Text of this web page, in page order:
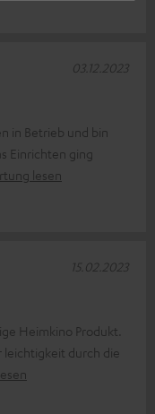
in Betrieb und bin
Einrichten ging
lesen
03.12.2023
Heimkino Produkt.
leichtigkeit durch die
15.02.2023